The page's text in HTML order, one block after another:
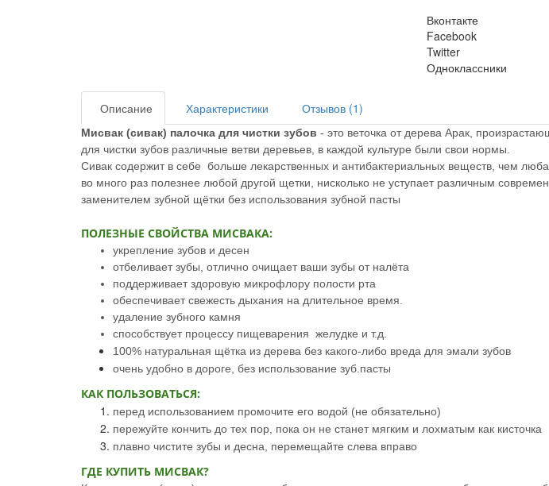
Вконтакте
Facebook
Twitter
Одноклассники
Описание Характеристики Отзывов (1)
Мисвак (сивак) палочка для чистки зубов - это веточка от дерева Арак,
для чистки зубов различные ветви деревьев, в каждой культуре были свои нормы.
Сивак содержит в себе больше лекарственных и антибактериальных веществ, чем
во много раз полезнее любой другой щетки, нисколько не уступает различным
заменителем зубной щётки без использования зубной пасты
ПОЛЕЗНЫЕ СВОЙСТВА МИСВАКА:
укрепление зубов и десен
отбеливает зубы, отлично очищает ваши зубы от налёта
поддерживает здоровую микрофлору полости рта
обеспечивает свежесть дыхания на длительное время.
удаление зубного камня
способствует процессу пищеварения желудке и т.д.
100% натуральная щётка из дерева без какого-либо вреда для эмали зубов
очень удобно в дороге, без использование зуб.пасты
КАК ПОЛЬЗОВАТЬСЯ:
перед использованием промочите его водой (не обязательно)
пережуйте кончить до тех пор, пока он не станет мягким и лохматым как кисточка
плавно чистите зубы и десна, перемещайте слева вправо
ГДЕ КУПИТЬ МИСВАК?